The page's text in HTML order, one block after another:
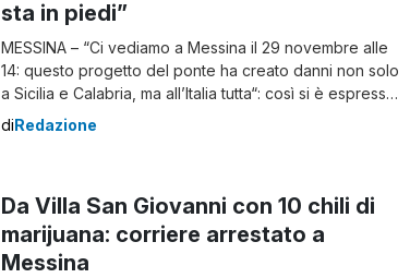
sta in piedi”
MESSINA – “Ci vediamo a Messina il 29 novembre alle
14: questo progetto del ponte ha creato danni non solo
a Sicilia e Calabria, ma all’Italia tutta“: così si è espressa
la senatrice del M5S Barbara Floridia sul corteo “No
diRedazione
Da Villa San Giovanni con 10 chili di
marijuana: corriere arrestato a
Messina